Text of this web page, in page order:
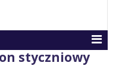
styczniowy